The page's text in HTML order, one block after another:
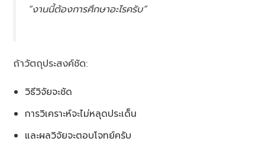
“งานนี้ต้องการศึกษาอะไรครับ”
ถ้าวัตถุประสงค์ชัด:
วิธีวิจัยจะชัด
การวิเคราะห์จะไม่หลุดประเด็น
และผลวิจัยจะตอบโจทย์ครับ